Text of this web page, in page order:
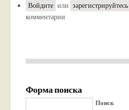
Войдите или зарегистрируйтесь
комментарии
Форма поиска
Поиск